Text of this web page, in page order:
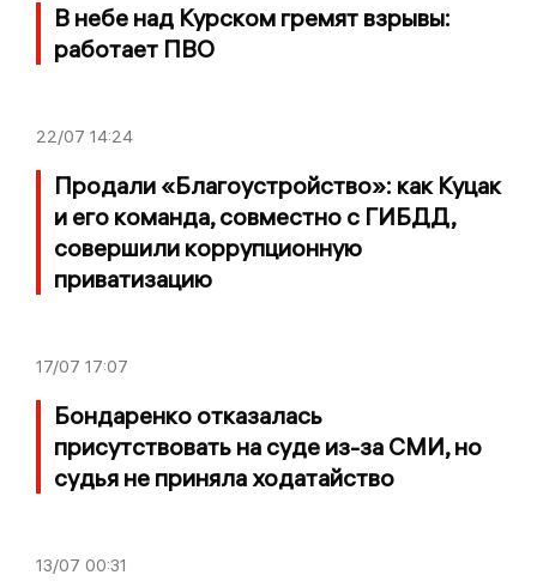
В небе над Курском гремят взрывы:
работает ПВО
22/07 14:24
Продали «Благоустройство»: как Куцак
и его команда, совместно с ГИБДД,
совершили коррупционную
приватизацию
17/07 17:07
Бондаренко отказалась
присутствовать на суде из-за СМИ, но
судья не приняла ходатайство
13/07 00:31